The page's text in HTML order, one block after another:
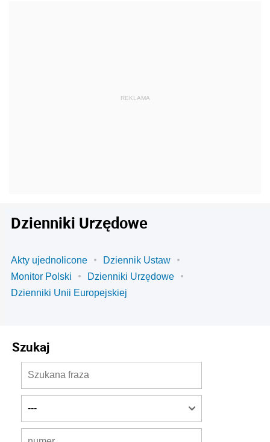
Dzienniki Urzędowe
Akty ujednolicone
Dziennik Ustaw
Monitor Polski
Dzienniki Urzędowe
Dzienniki Unii Europejskiej
Szukaj